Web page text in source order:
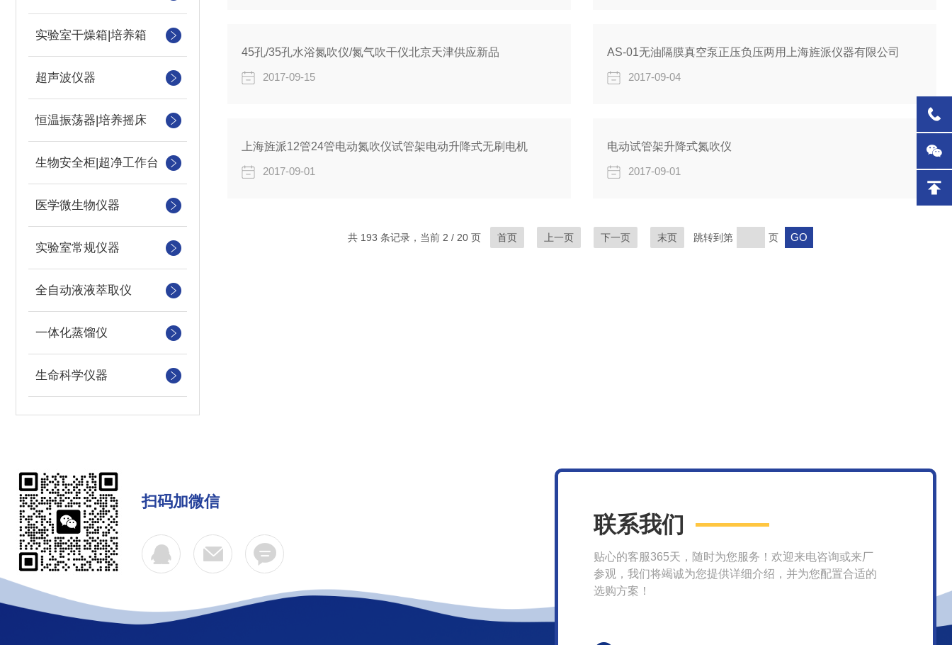
实验室干燥箱|培养箱
超声波仪器
恒温振荡器|培养摇床
生物安全柜|超净工作台
医学微生物仪器
实验室常规仪器
全自动液液萃取仪
一体化蒸馏仪
生命科学仪器
45孔/35孔水浴氮吹仪/氮气吹干仪北京天津供应新品
2017-09-15
AS-01无油隔膜真空泵正压负压两用上海旌派仪器有限公司
2017-09-04
上海旌派12管24管电动氮吹仪试管架电动升降式无刷电机
2017-09-01
电动试管架升降式氮吹仪
2017-09-01
共 193 条记录，当前 2 / 20 页 首页 上一页 下一页 末页 跳转到第 页
扫码加微信
联系我们
贴心的客服365天，随时为您服务！欢迎来电咨询或来厂
参观，我们将竭诚为您提供详细介绍，并为您配置合适的
选购方案！